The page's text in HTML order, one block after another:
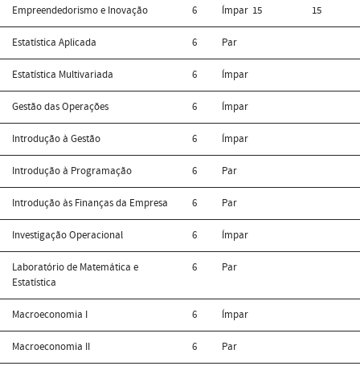
Empreendedorismo e Inovação 6 Ímpar 15 15
Estatística Aplicada 6 Par
Estatística Multivariada 6 Ímpar
Gestão das Operações 6 Ímpar
Introdução à Gestão 6 Ímpar
Introdução à Programação 6 Par
Introdução às Finanças da Empresa 6 Par
Investigação Operacional 6 Ímpar
Laboratório de Matemática e
Estatística
6 Par
Macroeconomia I 6 Ímpar
Macroeconomia II 6 Par